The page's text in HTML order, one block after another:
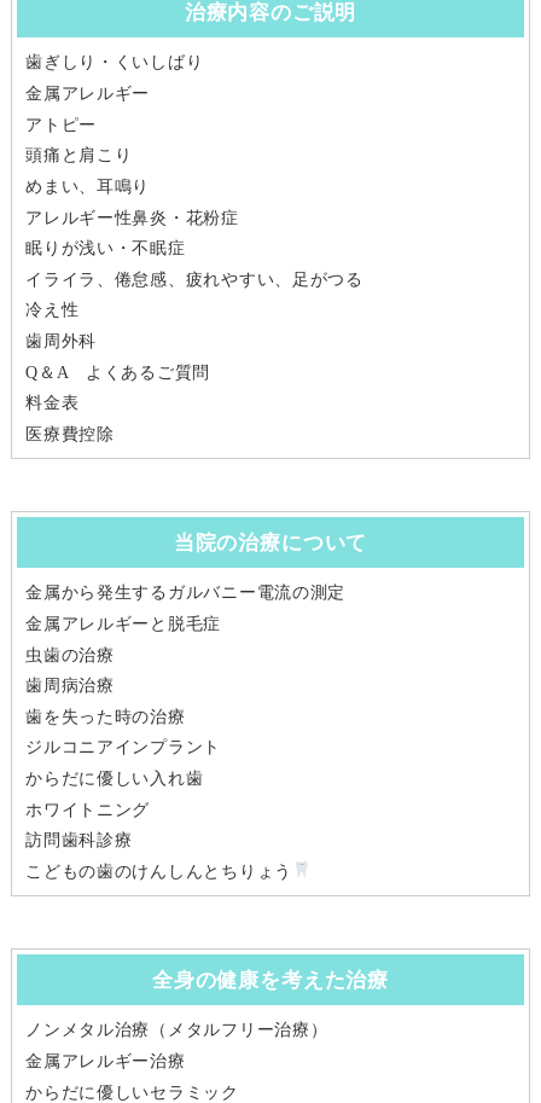
治療内容のご説明
歯ぎしり・くいしばり
金属アレルギー
アトピー
頭痛と肩こり
めまい、耳鳴り
アレルギー性鼻炎・花粉症
眠りが浅い・不眠症
イライラ、倦怠感、疲れやすい、足がつる
冷え性
歯周外科
Q＆A よくあるご質問
料金表
医療費控除
当院の治療について
金属から発生するガルバニー電流の測定
金属アレルギーと脱毛症
虫歯の治療
歯周病治療
歯を失った時の治療
ジルコニアインプラント
からだに優しい入れ歯
ホワイトニング
訪問歯科診療
こどもの歯のけんしんとちりょう
全身の健康を考えた治療
ノンメタル治療（メタルフリー治療）
金属アレルギー治療
からだに優しいセラミック